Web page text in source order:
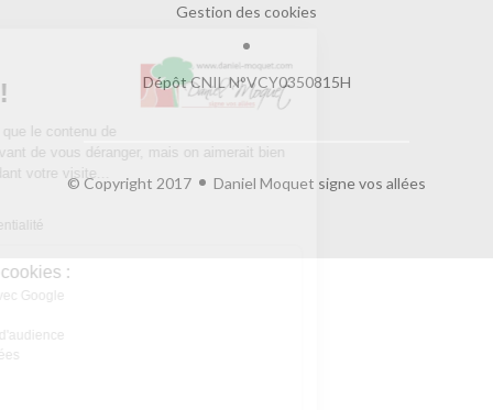
Gestion des cookies
Dépôt CNIL N°VCY0350815H
© Copyright 2017 Daniel Moquet signe vos allées
Salut c'est nous...
les Cookies !
On a attendu d'être sûrs que le contenu de
ce site vous intéresse avant de vous déranger, mais on aimerait bien
vous accompagner pendant votre visite...
C'est OK pour vous ?
Lire la politique de confidentialité
À quoi servent ces cookies :
Partage de données avec Google
Statistiques et mesure d'audience